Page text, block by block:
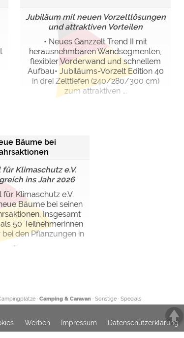
Jubiläum mit neuen Vorzeltlösungen
und attraktiven Vorteilen
• Neues Ganzzelt Trend II mit
herausnehmbaren Wandsegmenten,
flexibler Vorderwand und schnellem
Aufbau• Jubiläums-Vorzelt Edition 40
in drei Zelttiefen (240/280/300 cm)
zum attraktiven ...
Bäume bei
Klimaschutz e.V.
ins Jahr 2026
Klimaschutz e.V.
Bäume bei seinen
Insgesamt
50 Teilnehmerinnen
den Pflanzungen in
...
· Camping & Caravan· Sonstige· Specials
Werben Impressum Datenschutzerklärung